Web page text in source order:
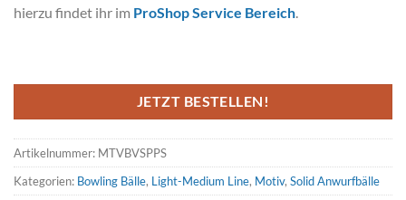
hierzu findet ihr im ProShop Service Bereich.
JETZT BESTELLEN!
Artikelnummer: MTVBVSPPS
Kategorien: Bowling Bälle, Light-Medium Line, Motiv, Solid Anwurfbälle